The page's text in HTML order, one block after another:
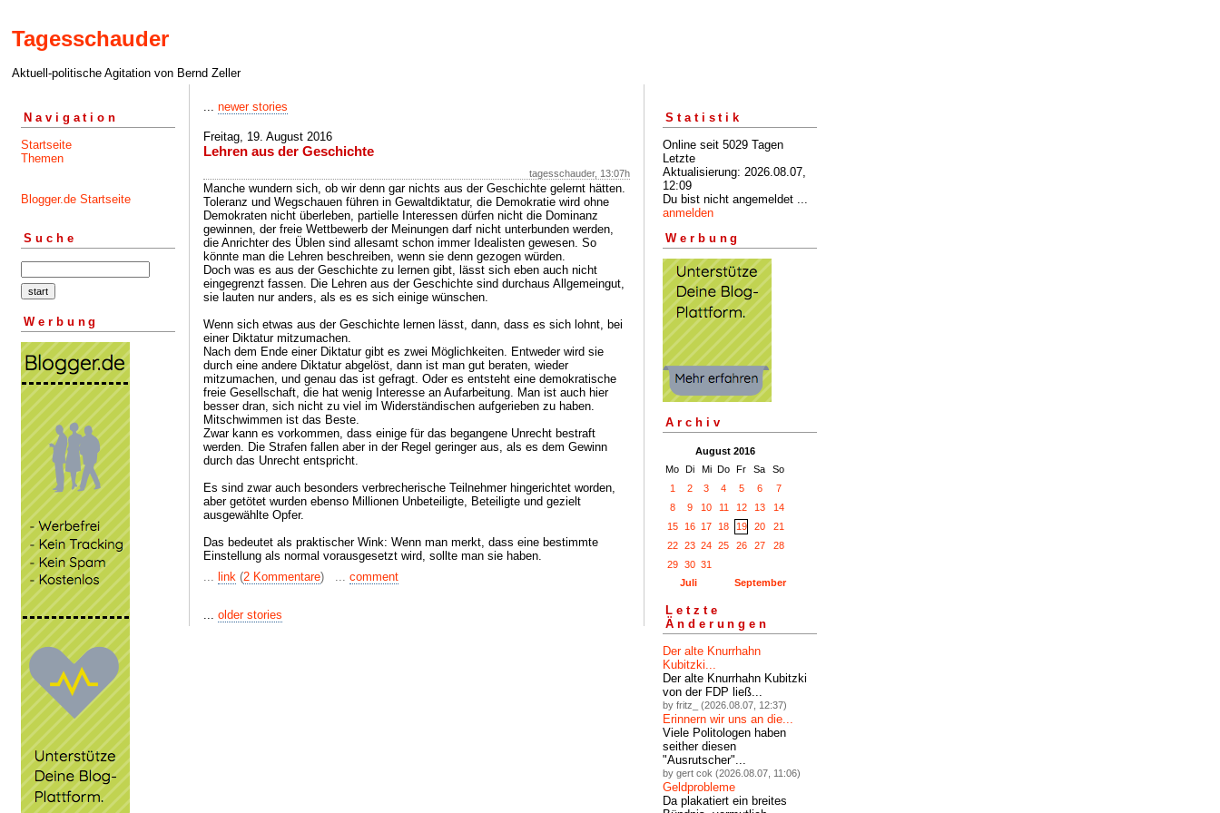
Tagesschauder
Aktuell-politische Agitation von Bernd Zeller
Navigation
Startseite
Themen
Blogger.de Startseite
Suche
Werbung
... newer stories
Freitag, 19. August 2016
Lehren aus der Geschichte
tagesschauder, 13:07h
Manche wundern sich, ob wir denn gar nichts aus der Geschichte gelernt hätten.
Toleranz und Wegschauen führen in Gewaltdiktatur, die Demokratie wird ohne
Demokraten nicht überleben, partielle Interessen dürfen nicht die Dominanz
gewinnen, der freie Wettbewerb der Meinungen darf nicht unterbunden werden,
die Anrichter des Üblen sind allesamt schon immer Idealisten gewesen. So
könnte man die Lehren beschreiben, wenn sie denn gezogen würden.
Doch was es aus der Geschichte zu lernen gibt, lässt sich eben auch nicht
eingegrenzt fassen. Die Lehren aus der Geschichte sind durchaus Allgemeingut,
sie lauten nur anders, als es es sich einige wünschen.
Wenn sich etwas aus der Geschichte lernen lässt, dann, dass es sich lohnt, bei
einer Diktatur mitzumachen.
Nach dem Ende einer Diktatur gibt es zwei Möglichkeiten. Entweder wird sie
durch eine andere Diktatur abgelöst, dann ist man gut beraten, wieder
mitzumachen, und genau das ist gefragt. Oder es entsteht eine demokratische
freie Gesellschaft, die hat wenig Interesse an Aufarbeitung. Man ist auch hier
besser dran, sich nicht zu viel im Widerständischen aufgerieben zu haben.
Mitschwimmen ist das Beste.
Zwar kann es vorkommen, dass einige für das begangene Unrecht bestraft
werden. Die Strafen fallen aber in der Regel geringer aus, als es dem Gewinn
durch das Unrecht entspricht.
Es sind zwar auch besonders verbrecherische Teilnehmer hingerichtet worden,
aber getötet wurden ebenso Millionen Unbeteiligte, Beteiligte und gezielt
ausgewählte Opfer.
Das bedeutet als praktischer Wink: Wenn man merkt, dass eine bestimmte
Einstellung als normal vorausgesetzt wird, sollte man sie haben.
... link (2 Kommentare) ... comment
... older stories
Statistik
Online seit 5029 Tagen
Letzte
Aktualisierung: 2026.08.07,
12:09
Du bist nicht angemeldet ...
anmelden
Werbung
Archiv
August 2016
Mo Di Mi Do Fr Sa
So
1
2 3 4 5 6
7
8
9 10 11 12 13
14
15
16 17 18 19 20
21
22
23 24 25 26 27
28
29
30 31
Juli
September
Letzte
Änderungen
Der alte Knurrhahn
Kubitzki...
Der alte Knurrhahn Kubitzki
von der FDP ließ...
by fritz_ (2026.08.07, 12:37)
Erinnern wir uns an die...
Viele Politologen haben
seither diesen
"Ausrutscher"...
by gert cok (2026.08.07, 11:06)
Geldprobleme
Da plakatiert ein breites